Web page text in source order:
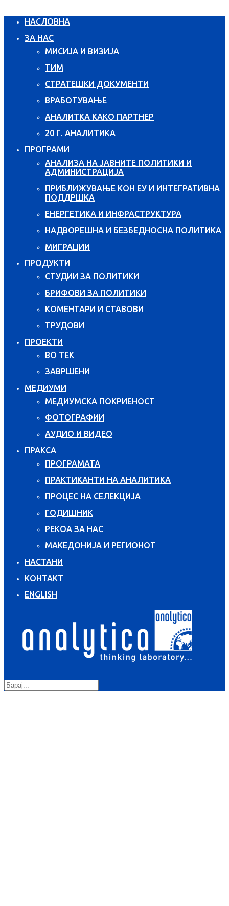
НАСЛОВНА
ЗА НАС
МИСИЈА И ВИЗИЈА
ТИМ
СТРАТЕШКИ ДОКУМЕНТИ
ВРАБОТУВАЊЕ
АНАЛИТКА КАКО ПАРТНЕР
20 Г. АНАЛИТИКА
ПРОГРАМИ
АНАЛИЗА НА ЈАВНИТЕ ПОЛИТИКИ И
АДМИНИСТРАЦИЈА
ПРИБЛИЖУВАЊЕ КОН ЕУ И ИНТЕГРАТИВНА
ПОДДРШКА
ЕНЕРГЕТИКА И ИНФРАСТРУКТУРА
НАДВОРЕШНА И БЕЗБЕДНОСНА ПОЛИТИКА
МИГРАЦИИ
ПРОДУКТИ
СТУДИИ ЗА ПОЛИТИКИ
БРИФОВИ ЗА ПОЛИТИКИ
КОМЕНТАРИ И СТАВОВИ
ТРУДОВИ
ПРОЕКТИ
ВО ТЕК
ЗАВРШЕНИ
МЕДИУМИ
МЕДИУМСКА ПОКРИЕНОСТ
ФОТОГРАФИИ
АУДИО И ВИДЕО
ПРАКСА
ПРОГРАМАТА
ПРАКТИКАНТИ НА АНАЛИТИКА
ПРОЦЕС НА СЕЛЕКЦИЈА
ГОДИШНИК
РЕКОА ЗА НАС
МАКЕДОНИЈА И РЕГИОНОТ
НАСТАНИ
КОНТАКТ
ENGLISH